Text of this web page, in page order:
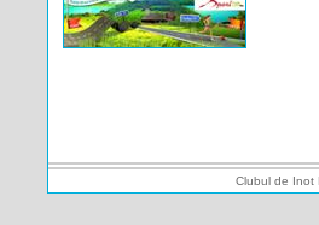
Clubul de Inot